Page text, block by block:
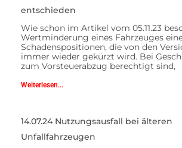
entschieden
Wie schon im Artikel vom 05.11.23
Wertminderung eines Fahrzeuges
Schadenspositionen, die von den
immer wieder gekürzt wird. Bei
zum Vorsteuerabzug berechtigt sind,
Weiterlesen...
14.07.24 Nutzungsausfall bei älteren
Unfallfahrzeugen